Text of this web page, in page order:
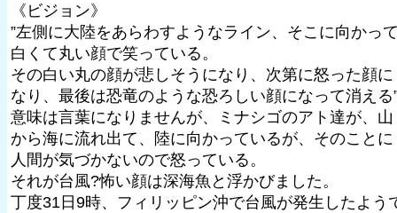
《ビジョン》
”左側に大陸をあらわすようなライン、そこに向かっ
白くて丸い顔で笑っている。
その白い丸の顔が悲しそうになり、次第に怒った顔に
なり、最後は恐竜のような恐ろしい顔になって消える
意味は言葉になりませんが、ミナシゴのアト達が、山
から海に流れ出て、陸に向かっているが、そのことに
人間が気づかないので怒っている。
それが台風?怖い顔は深海魚と浮かびました。
丁度31日9時、フィリッピン沖で台風が発生したよう